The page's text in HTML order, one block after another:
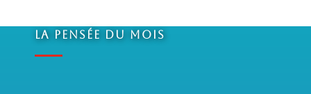
La Pensée du Mois